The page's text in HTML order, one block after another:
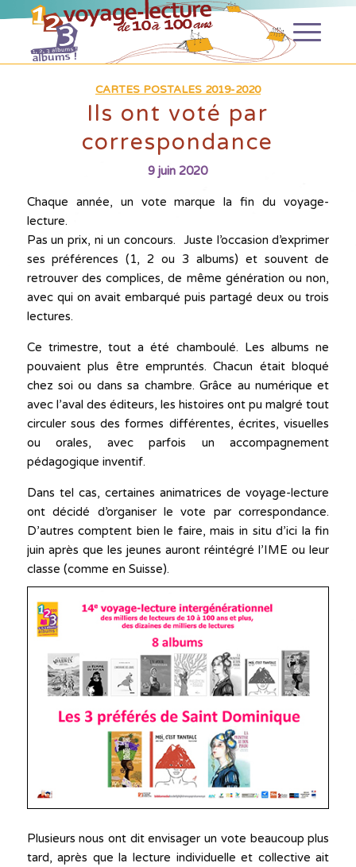
CARTES POSTALES 2019-2020
Ils ont voté par
correspondance
9 juin 2020
Chaque année, un vote marque la fin du voyage-
lecture.
Pas un prix, ni un concours. Juste l’occasion d’exprimer
ses préférences (1, 2 ou 3 albums) et souvent de
retrouver des complices, de même génération ou non,
avec qui on avait embarqué puis partagé deux ou trois
lectures.
Ce trimestre, tout a été chamboulé. Les albums ne
pouvaient plus être empruntés. Chacun était bloqué
chez soi ou dans sa chambre. Grâce au numérique et
avec l’aval des éditeurs, les histoires ont pu malgré tout
circuler sous des formes différentes, écrites, visuelles
ou orales, avec parfois un accompagnement
pédagogique inventif.
Dans tel cas, certaines animatrices de voyage-lecture
ont décidé d’organiser le vote par correspondance.
D’autres comptent bien le faire, mais in situ d’ici la fin
juin après que les jeunes auront réintégré l’IME ou leur
classe (comme en Suisse).
Plusieurs nous ont dit envisager un vote beaucoup plus
tard, après que la lecture individuelle et collective ait